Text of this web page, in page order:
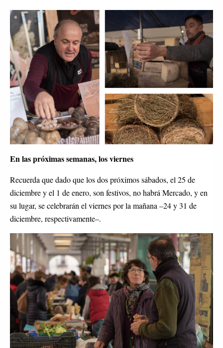
En las próximas semanas, los viernes
Recuerda que dado que los dos próximos sábados, el 25 de
diciembre y el 1 de enero, son festivos, no habrá Mercado, y en
su lugar, se celebrarán el viernes por la mañana –24 y 31 de
diciembre, respectivamente–.